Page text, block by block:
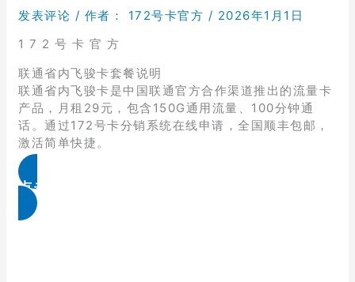
发表评论 / 作者： 172号卡官方 / 2026年1月1日
1 7 2 号 卡 官 方
联通省内飞骏卡套餐说明
联通省内飞骏卡是中国联通官方合作渠道推出的流量卡
产品，月租29元，包含150G通用流量、100分钟通
话。通过172号卡分销系统在线申请，全国顺丰包邮，
激活简单快捷。
点击免费领取